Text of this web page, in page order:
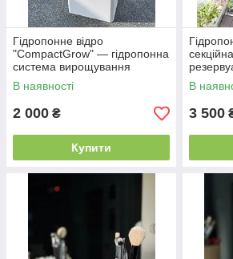
Гідропонне відро
"CompactGrow" — гідропонна
система вирощування
рослин
В наявності
2 000 ₴
Купити
В
3 500